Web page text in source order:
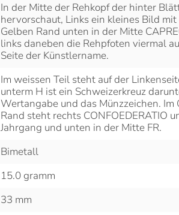
In der Mitte der Rehkopf der hinter
hervorschaut, Links ein kleines Bild mit
Gelben Rand unten in der Mitte
links daneben die Rehpfoten viermal
Seite der Künstlername.
Im weissen Teil steht auf der
unterm H ist ein Schweizerkreuz
Wertangabe und das Münzzeichen. Im
Rand steht rechts CONFOEDERATIO
Jahrgang und unten in der Mitte FR.
Bimetall
15.0 gramm
33 mm